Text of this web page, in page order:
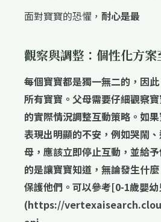
面對寶寶的恐懼， 耐心是最
觀察與調整：個性化方案
每個寶寶都是獨一無二的，因此
所有寶寶 。父母需要仔細觀察
的實際情況調整互動策略 。如
表現出明顯的不安，例如哭鬧
母，應該立即停止互動，並給
的是讓寶寶知道，無論發生什
保護他們。可以參考[0-1歲嬰
(https://